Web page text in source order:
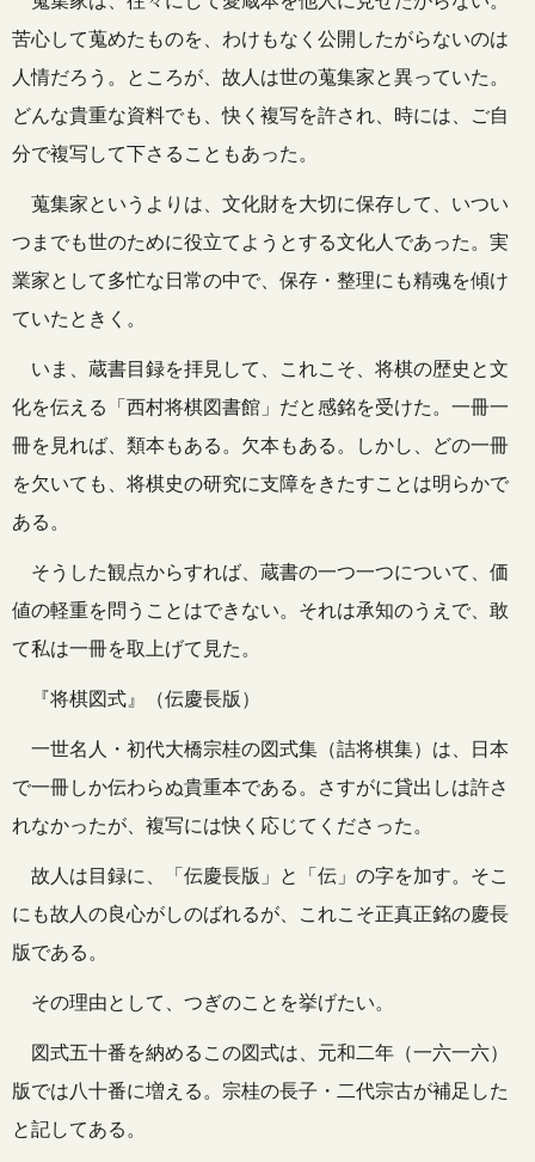
苦心して蒐めたものを、わけもなく公開したがらないのは
人情だろう。ところが、故人は世の蒐集家と異っていた。
どんな貴重な資料でも、快く複写を許され、時には、ご自
分で複写して下さることもあった。
蒐集家というよりは、文化財を大切に保存して、いつい
つまでも世のために役立てようとする文化人であった。実
業家として多忙な日常の中で、保存・整理にも精魂を傾け
ていたときく。
いま、蔵書目録を拝見して、これこそ、将棋の歴史と文
化を伝える「西村将棋図書館」だと感銘を受けた。一冊一
冊を見れば、類本もある。欠本もある。しかし、どの一冊
を欠いても、将棋史の研究に支障をきたすことは明らかで
ある。
そうした観点からすれば、蔵書の一つ一つについて、価
値の軽重を問うことはできない。それは承知のうえで、敢
て私は一冊を取上げて見た。
『将棋図式』（伝慶長版）
一世名人・初代大橋宗桂の図式集（詰将棋集）は、日本
で一冊しか伝わらぬ貴重本である。さすがに貸出しは許さ
れなかったが、複写には快く応じてくださった。
故人は目録に、「伝慶長版」と「伝」の字を加す。そこ
にも故人の良心がしのばれるが、これこそ正真正銘の慶長
版である。
その理由として、つぎのことを挙げたい。
図式五十番を納めるこの図式は、元和二年（一六一六）
版では八十番に増える。宗桂の長子・二代宗古が補足した
と記してある。